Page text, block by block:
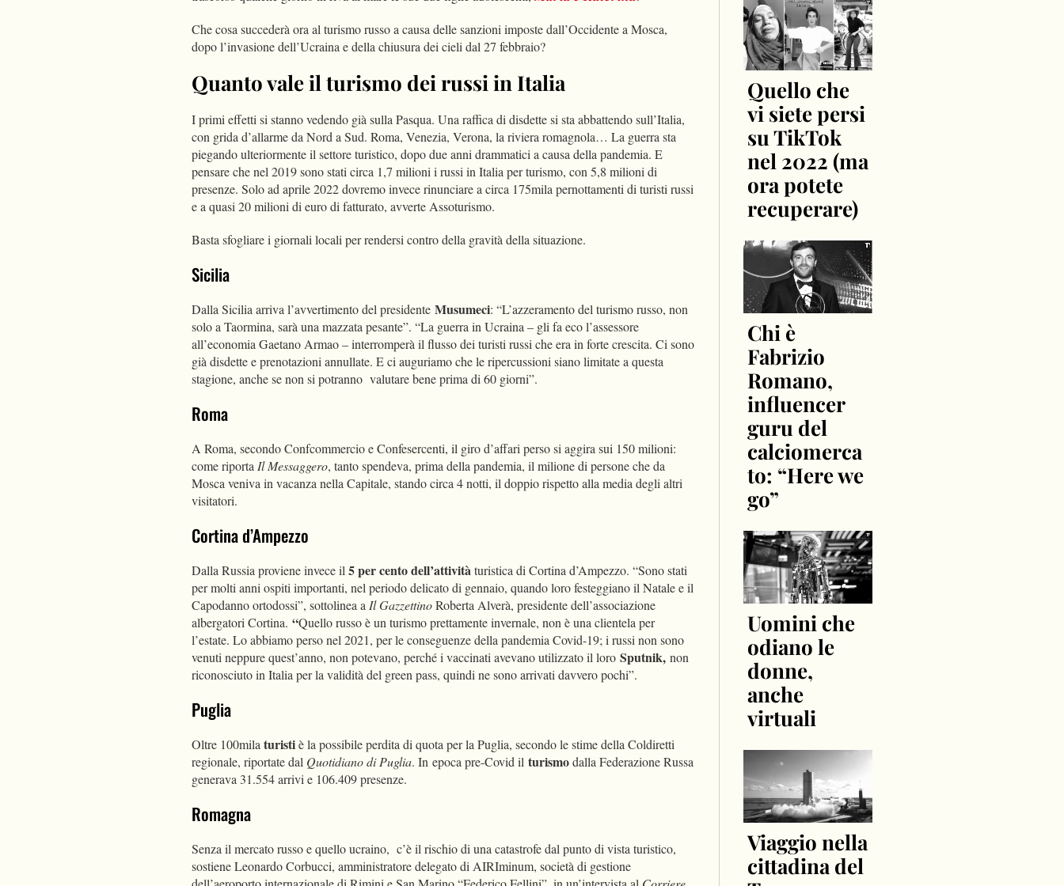
Che cosa succederà ora al turismo russo a causa delle sanzioni imposte dall’Occidente a Mosca,
dopo l’invasione dell’Ucraina e della chiusura dei cieli dal 27 febbraio?
Quanto vale il turismo dei russi in Italia
I primi effetti si stanno vedendo già sulla Pasqua. Una raffica di disdette si sta abbattendo sull’Italia,
con grida d’allarme da Nord a Sud. Roma, Venezia, Verona, la riviera romagnola… La guerra sta
piegando ulteriormente il settore turistico, dopo due anni drammatici a causa della pandemia. E
pensare che nel 2019 sono stati circa 1,7 milioni i russi in Italia per turismo, con 5,8 milioni di
presenze. Solo ad aprile 2022 dovremo invece rinunciare a circa 175mila pernottamenti di turisti russi
e a quasi 20 milioni di euro di fatturato, avverte Assoturismo.
Basta sfogliare i giornali locali per rendersi contro della gravità della situazione.
Sicilia
Dalla Sicilia arriva l’avvertimento del presidente Musumeci: “L’azzeramento del turismo russo, non
solo a Taormina, sarà una mazzata pesante”. “La guerra in Ucraina – gli fa eco l’assessore
all’economia Gaetano Armao – interromperà il flusso dei turisti russi che era in forte crescita. Ci sono
già disdette e prenotazioni annullate. E ci auguriamo che le ripercussioni siano limitate a questa
stagione, anche se non si potranno valutare bene prima di 60 giorni”.
Roma
A Roma, secondo Confcommercio e Confesercenti, il giro d’affari perso si aggira sui 150 milioni:
come riportaIl Messaggero, tanto spendeva, prima della pandemia, il milione di persone che da
Mosca veniva in vacanza nella Capitale, stando circa 4 notti, il doppio rispetto alla media degli altri
visitatori.
Cortina d’Ampezzo
Dalla Russia proviene invece il5 per cento dell’attivitàturistica di Cortina d’Ampezzo. “Sono stati
per molti anni ospiti importanti, nel periodo delicato di gennaio, quando loro festeggiano il Natale e il
Capodanno ortodossi”, sottolinea aIl GazzettinoRoberta Alverà, presidente dell’associazione
albergatori Cortina. “Quello russo è un turismo prettamente invernale, non è una clientela per
l’estate. Lo abbiamo perso nel 2021, per le conseguenze della pandemia Covid-19; i russi non sono
venuti neppure quest’anno, non potevano, perché i vaccinati avevano utilizzato il loro Sputnik, non
riconosciuto in Italia per la validità del green pass, quindi ne sono arrivati davvero pochi”.
Puglia
Oltre 100milaturistiè la possibile perdita di quota per la Puglia, secondo le stime della Coldiretti
regionale, riportate dal Quotidiano di Puglia. In epoca pre-Covid il turismodalla Federazione Russa
generava 31.554 arrivi e 106.409 presenze.
Romagna
Senza il mercato russo e quello ucraino, c’è il rischio di una catastrofe dal punto di vista turistico,
sostiene Leonardo Corbucci, amministratore delegato di AIRIminum, società di gestione
Quello che
vi siete persi
su TikTok
nel 2022 (ma
ora potete
recuperare)
Chi è
Fabrizio
Romano,
influencer
guru del
calciomerca
to: “Here we
go”
Uomini che
odiano le
donne,
anche
virtuali
Viaggio nella
cittadina del